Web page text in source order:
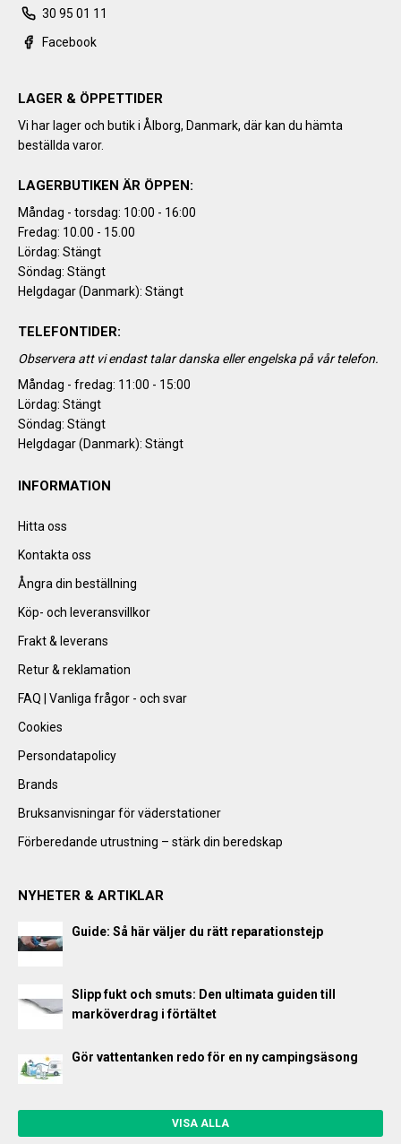
30 95 01 11
Facebook
LAGER & ÖPPETTIDER
Vi har lager och butik i Ålborg, Danmark, där kan du hämta
beställda varor.
LAGERBUTIKEN ÄR ÖPPEN:
Måndag - torsdag: 10:00 - 16:00
Fredag: 10.00 - 15.00
Lördag: Stängt
Söndag: Stängt
Helgdagar (Danmark): Stängt
TELEFONTIDER:
Observera att vi endast talar danska eller engelska på vår telefon.
Måndag - fredag: 11:00 - 15:00
Lördag: Stängt
Söndag: Stängt
Helgdagar (Danmark): Stängt
INFORMATION
Hitta oss
Kontakta oss
Ångra din beställning
Köp- och leveransvillkor
Frakt & leverans
Retur & reklamation
FAQ | Vanliga frågor - och svar
Cookies
Persondatapolicy
Brands
Bruksanvisningar för väderstationer
Förberedande utrustning – stärk din beredskap
NYHETER & ARTIKLAR
Guide: Så här väljer du rätt reparationstejp
Slipp fukt och smuts: Den ultimata guiden till
marköverdrag i förtältet
Gör vattentanken redo för en ny campingsäsong
VISA ALLA